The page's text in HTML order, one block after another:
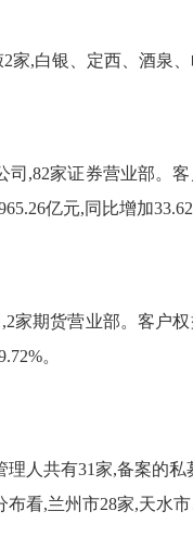
2家,白银、定西、酒泉
司,82家证券营业部。
亿元,同比增加33.62
家期货营业部。客户
%。
理人共有31家,备案的私
布看,兰州市28家,天水